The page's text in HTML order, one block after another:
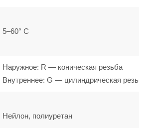
5–60° С
Наружное: R — коническая резьба
Внутреннее: G — цилиндрическая резьба
Нейлон, полиуретан